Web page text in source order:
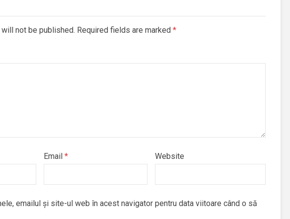
not be published. Required fields are marked *
Email * Website
emailul și site-ul web în acest navigator pentru data viitoare când o să